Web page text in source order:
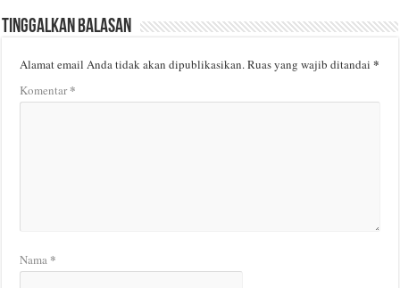
Tinggalkan Balasan
Alamat email Anda tidak akan dipublikasikan.Ruas yang wajib ditandai*
Komentar*
Nama *